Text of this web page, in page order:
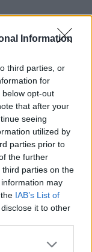
Information
third parties, or
for
opt-out
that after your
seeing
utilized by
parties prior to
the further
parties on the
may
IAB’s List of
it to other